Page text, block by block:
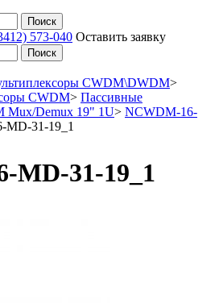
Поиск
573-040 Оставить заявку
Поиск
CWDM\DWDM>
CWDM> Пассивные
Mux/Demux 19" 1U> NCWDM-16-
MD-31-19_1
MD-31-19_1